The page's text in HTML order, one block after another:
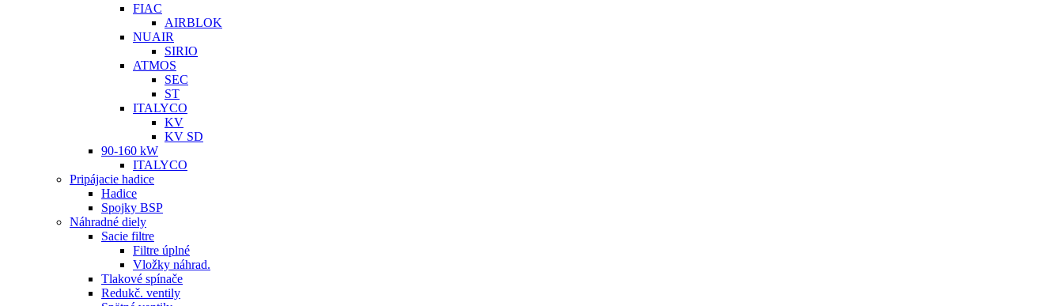
FIAC
AIRBLOK
NUAIR
SIRIO
ATMOS
SEC
ST
ITALYCO
KV
KV SD
90-160 kW
ITALYCO
Pripájacie hadice
Hadice
Spojky BSP
Náhradné diely
Sacie filtre
Filtre úplné
Vložky náhrad.
Tlakové spínače
Redukč. ventily